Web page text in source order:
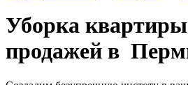
Уборка квартиры
продажей в